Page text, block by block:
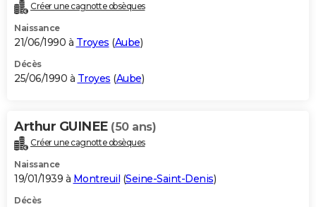
Créer une cagnotte obsèques
Naissance
21/06/1990 à Troyes (Aube)
Décès
25/06/1990 à Troyes (Aube)
Arthur GUINEE (50 ans)
Créer une cagnotte obsèques
Naissance
19/01/1939 à Montreuil (Seine-Saint-Denis)
Décès